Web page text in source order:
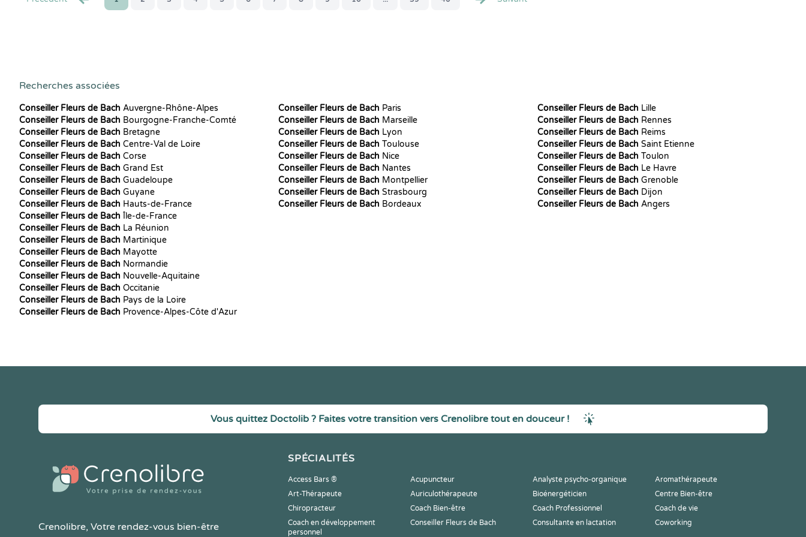
Recherches associées
Conseiller Fleurs de Bach Auvergne-Rhône-Alpes
Conseiller Fleurs de Bach Bourgogne-Franche-Comté
Conseiller Fleurs de Bach Bretagne
Conseiller Fleurs de Bach Centre-Val de Loire
Conseiller Fleurs de Bach Corse
Conseiller Fleurs de Bach Grand Est
Conseiller Fleurs de Bach Guadeloupe
Conseiller Fleurs de Bach Guyane
Conseiller Fleurs de Bach Hauts-de-France
Conseiller Fleurs de Bach Île-de-France
Conseiller Fleurs de Bach La Réunion
Conseiller Fleurs de Bach Martinique
Conseiller Fleurs de Bach Mayotte
Conseiller Fleurs de Bach Normandie
Conseiller Fleurs de Bach Nouvelle-Aquitaine
Conseiller Fleurs de Bach Occitanie
Conseiller Fleurs de Bach Pays de la Loire
Conseiller Fleurs de Bach Provence-Alpes-Côte d'Azur
Conseiller Fleurs de Bach Paris
Conseiller Fleurs de Bach Marseille
Conseiller Fleurs de Bach Lyon
Conseiller Fleurs de Bach Toulouse
Conseiller Fleurs de Bach Nice
Conseiller Fleurs de Bach Nantes
Conseiller Fleurs de Bach Montpellier
Conseiller Fleurs de Bach Strasbourg
Conseiller Fleurs de Bach Bordeaux
Conseiller Fleurs de Bach Lille
Conseiller Fleurs de Bach Rennes
Conseiller Fleurs de Bach Reims
Conseiller Fleurs de Bach Saint Etienne
Conseiller Fleurs de Bach Toulon
Conseiller Fleurs de Bach Le Havre
Conseiller Fleurs de Bach Grenoble
Conseiller Fleurs de Bach Dijon
Conseiller Fleurs de Bach Angers
Vous quittez Doctolib ? Faites votre transition vers Crenolibre tout en douceur !
Crenolibre, Votre rendez-vous bien-être
SPÉCIALITÉS
Access Bars ® Acupuncteur Analyste psycho-organique
Aromathérapeute
Art-Thérapeute
Auriculothérapeute Bioénergéticien
Centre Bien-être
Chiropracteur
Coach Bien-être Coach Professionnel
Coach de vie
Coach en développement
personnel
Conseiller Fleurs de Bach Consultante en lactation Coworking